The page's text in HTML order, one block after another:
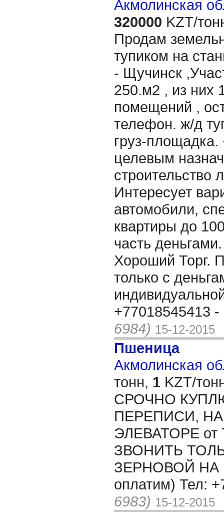
Акмолинская
320000 KZT/
Продам
тупиком на
- Щучинск
250.м2 , из них
помещений ,
телефон. ж/д
груз-
целевым
строительство
Интересует
автомобили,
квартиры до
часть
Хороший Торг.
только с
+77018545413
6984) 15-12-2015
Пшеница
Акмолинская
тонн, 1 KZT/
СРОЧНО
ПЕРЕПИСИ,
ЭЛЕВАТОРЕ от
ЗВОНИТЬ
ЗЕРНОВОЙ НА
оплатим) Тел:
6983) 15-12-2015